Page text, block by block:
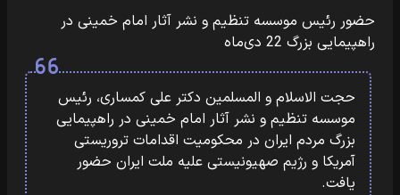
حضور رئیس موسسه تنظیم و نشر آثار امام خمینی در
راهپیمایی بزرگ 22 دی‌ماه
حجت الاسلام و المسلمین دکتر علی کمساری، رئیس
موسسه تنظیم و نشر آثار امام خمینی در راهپیمایی
بزرگ مردم ایران در محکومیت اقدامات تروریستی
آمریکا و رژیم صهیونیستی علیه ملت ایران حضور
یافت.